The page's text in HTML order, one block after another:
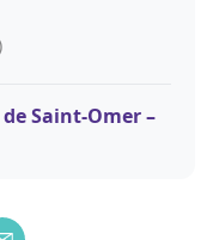
Saint-Omer –